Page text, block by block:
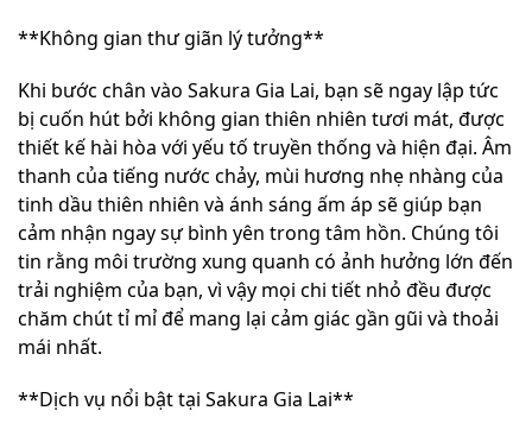
**Không gian thư giãn lý tưởng**
Khi bước chân vào Sakura Gia Lai, bạn sẽ ngay lập tức
bị cuốn hút bởi không gian thiên nhiên tươi mát, được
thiết kế hài hòa với yếu tố truyền thống và hiện đại. Âm
thanh của tiếng nước chảy, mùi hương nhẹ nhàng của
tinh dầu thiên nhiên và ánh sáng ấm áp sẽ giúp bạn
cảm nhận ngay sự bình yên trong tâm hồn. Chúng tôi
tin rằng môi trường xung quanh có ảnh hưởng lớn đến
trải nghiệm của bạn, vì vậy mọi chi tiết nhỏ đều được
chăm chút tỉ mỉ để mang lại cảm giác gần gũi và thoải
mái nhất.
**Dịch vụ nổi bật tại Sakura Gia Lai**